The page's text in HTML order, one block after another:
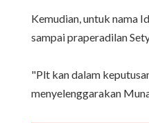
Kemudian, untuk nama
sampai praperadilan
"Plt kan dalam
menyelenggarakan